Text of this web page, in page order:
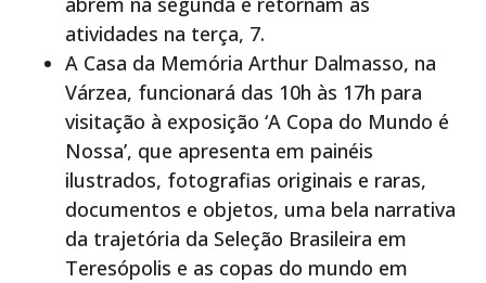
atividades na terça, 7.
A Casa da Memória Arthur Dalmasso, na
Várzea, funcionará das 10h às 17h para
visitação à exposição ‘A Copa do Mundo é
Nossa’, que apresenta em painéis
ilustrados, fotografias originais e raras,
documentos e objetos, uma bela narrativa
da trajetória da Seleção Brasileira em
Teresópolis e as copas do mundo em